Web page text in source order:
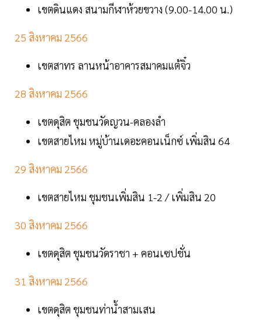
เขตดินแดง สนามกีฬาห้วยขวาง (9.00-14.00 น.)
25 สิงหาคม 2566
เขตสาทร ลานหน้าอาคารสมาคมแต้จิ๋ว
28 สิงหาคม 2566
เขตดุสิต ชุมชนวัดญวน-คลองลำ
เขตสายไหม หมู่บ้านเดอะคอนเน็กซ์ เพิ่มสิน 64
29 สิงหาคม 2566
เขตสายไหม ชุมชนเพิ่มสิน 1-2 / เพิ่มสิน 20
30 สิงหาคม 2566
เขตดุสิต ชุมชนวัดราชา + คอนเซปชั่น
31 สิงหาคม 2566
เขตดุสิต ชุมชนท่าน้ำสามเสน